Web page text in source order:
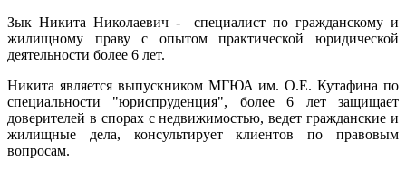
Зык Никита Николаевич - специалист по гражданскому и
жилищному праву с опытом практической юридической
деятельности более 6 лет.
Никита является выпускником МГЮА им. О.Е. Кутафина по
специальности "юриспруденция", более 6 лет защищает
доверителей в спорах с недвижимостью, ведет гражданские и
жилищные дела, консультирует клиентов по правовым
вопросам.